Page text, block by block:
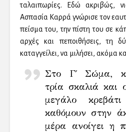
ταλαιπωρίες. Εδώ ακριβώς,
Ασπασία Καρρά γνώρισε τον
πείσμα του, την πίστη του σε
αρχές και πεποιθήσεις, τη
καταγγείλει, να μιλήσει, ακόμα
Στο Γ΄ Σώμα,
τρία σκαλιά και
μεγάλο
καθόμουν στην
μέρα ανοίγει η